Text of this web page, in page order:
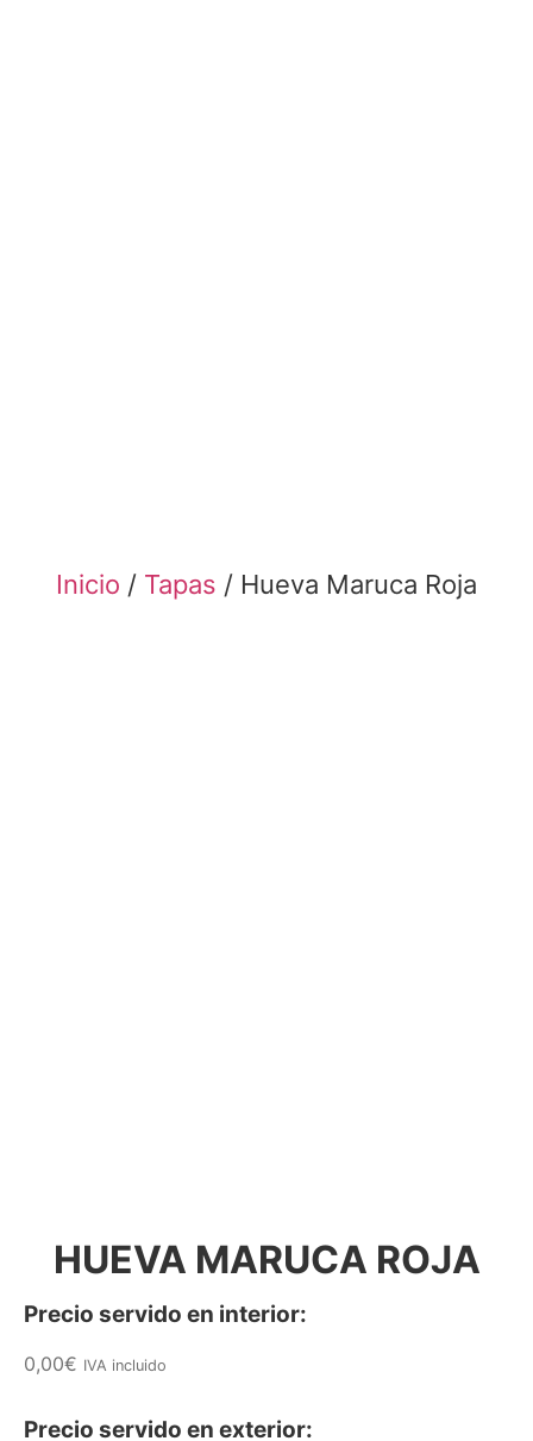
Inicio / Tapas / Hueva Maruca Roja
HUEVA MARUCA ROJA
Precio servido en interior:
0,00€ IVA incluido
Precio servido en exterior: